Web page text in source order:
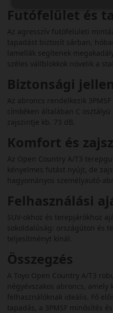
Futófelület és
Az agresszív futófelületi
tapadást biztosít sárban,
lamellák segítenek
széles vállblokkok növelik a
Biztonsági
Az abroncs rendelkezik
címkéken általában C
zajszintje kb. 73 dB.
Komfort és
Az Open Country A/T3
kényelmes futást nyújt, de
hagyományos személyautó-
Felhasználási
SUV-okhoz és terepjárókhoz
sokoldalúság: országúton és
teljesítményt kínál.
Összegzés
A Toyo Open Country A/T3
négyévszakos abroncs, amely
felhasználóknak ideális. Fő
tapadás, a 3PMSF minősítés